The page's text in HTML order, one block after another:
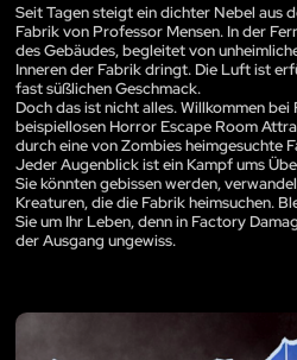
Seit Tagen steigt ein dichter Nebel aus
Fabrik von Professor Mensen. In der
des Gebäudes, begleitet von
Inneren der Fabrik dringt. Die Luft ist
fast süßlichen Geschmack.
Doch das ist nicht alles. Willkommen
beispiellosen Horror Escape Room
durch eine von Zombies heimgesuchte
Jeder Augenblick ist ein Kampf ums
Sie könnten gebissen werden,
Kreaturen, die die Fabrik heimsuchen.
Sie um Ihr Leben, denn in Factory
der Ausgang ungewiss.